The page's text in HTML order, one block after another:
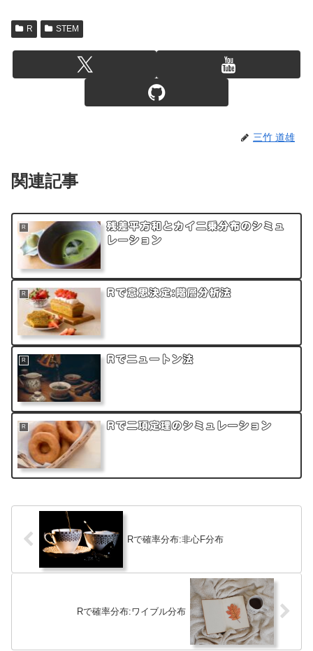
R STEM
三竹 道雄
関連記事
R
残差平方和とカイ二乗分布のシミュ
レーション
R Rで意思決定:階層分析法
R Rでニュートン法
R Rで二項定理のシミュレーション
Rで確率分布:非心F分布
Rで確率分布:ワイブル分布